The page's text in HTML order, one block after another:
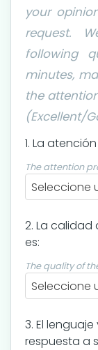
your
request.
following
minutes,
the
(Excellent/
1. La
The attention
Seleccione
2. La calidad
es:
The quality of
Seleccione
3. El
respuesta a